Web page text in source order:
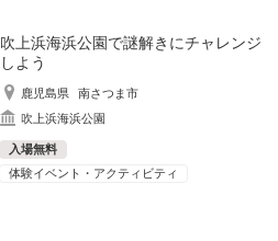
吹上浜海浜公園で謎解きにチャレンジ
しよう
鹿児島県
南さつま市
吹上浜海浜公園
入場無料
体験イベント・アクティビティ